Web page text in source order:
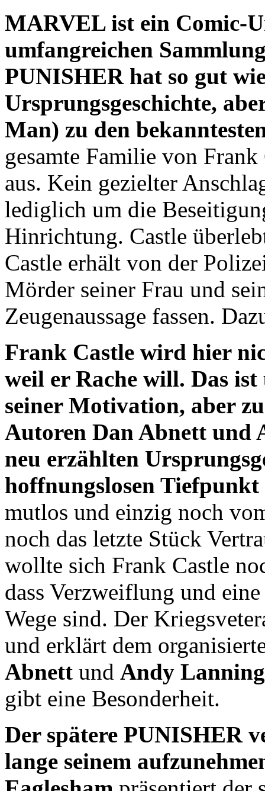
MARVEL ist ein Comic-
umfangreichen
PUNISHER hat so gut
Ursprungsgeschichte,
Man) zu den
gesamte Familie von
aus. Kein gezielter
lediglich um die
Hinrichtung. Castle
Castle erhält von der
Mörder seiner Frau und
Zeugenaussage fassen.
Frank Castle wird hier
weil er Rache will. Das
seiner Motivation, aber
Autoren Dan Abnett und
neu erzählten
hoffnungslosen Tiefpunkt
mutlos und einzig noch
noch das letzte Stück
wollte sich Frank Castle
dass Verzweiflung und
Wege sind. Der
und erklärt dem
Abnett und Andy Lanning
gibt eine Besonderheit.
Der spätere PUNISHER
lange seinem